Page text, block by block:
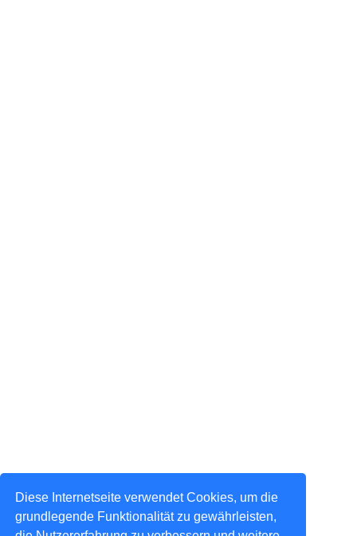
Diese Internetseite verwendet Cookies, um die
grundlegende Funktionalität zu gewährleisten,